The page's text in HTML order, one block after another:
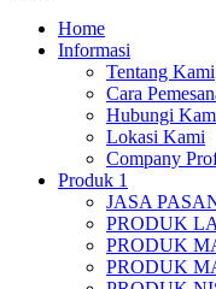
Home
Informasi
Tentang Kami
Cara
Hubungi
Lokasi Kami
Company
Produk 1
JASA
PRODUK
PRODUK
PRODUK